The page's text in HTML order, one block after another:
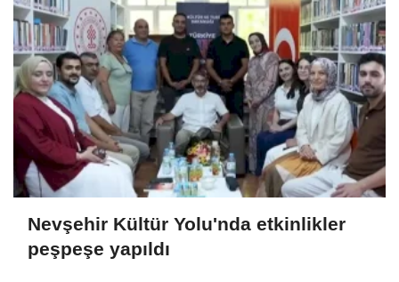
Nevşehir Kültür Yolu'nda etkinlikler
peşpeşe yapıldı